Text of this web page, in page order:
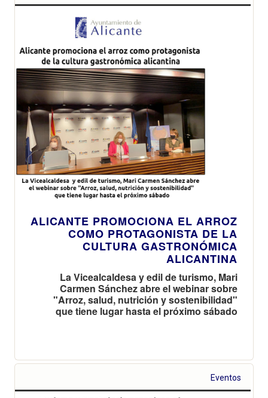
ALICANTE PROMOCIONA EL ARROZ
COMO PROTAGONISTA DE LA
CULTURA GASTRONÓMICA
ALICANTINA
La Vicealcaldesa y edil de turismo, Mari
Carmen Sánchez abre el webinar sobre
"Arroz, salud, nutrición y sostenibilidad"
que tiene lugar hasta el próximo sábado
Eventos